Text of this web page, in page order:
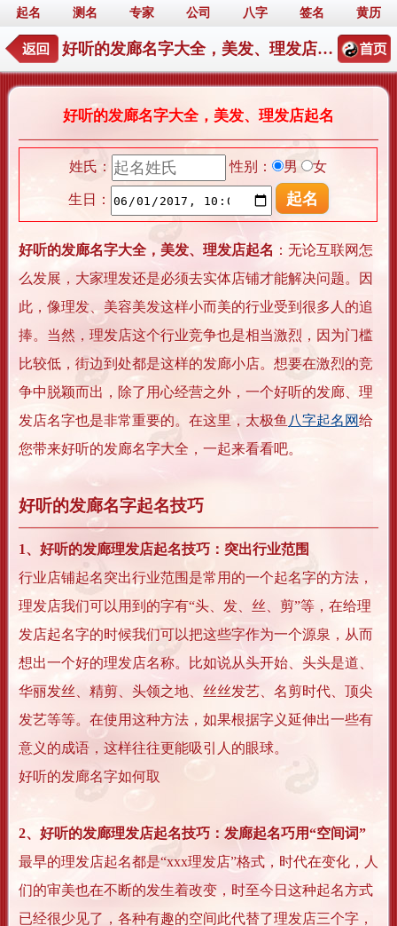
起名 测名 专家 公司 八字 签名 黄历
好听的发廊名字大全，美发、理发店起名
好听的发廊名字大全，美发、理发店起名
姓氏： 性别： 男 女
生日：
好听的发廊名字大全，美发、理发店起名 ：无论互联网怎
么发展，大家理发还是必须去实体店铺才能解决问题。因
此，像理发、美容美发这样小而美的行业受到很多人的追
捧。当然，理发店这个行业竞争也是相当激烈，因为门槛
比较低，街边到处都是这样的发廊小店。想要在激烈的竞
争中脱颖而出，除了用心经营之外，一个好听的发廊、理
发店名字也是非常重要的。在这里，太极鱼 八字起名网给
您带来好听的发廊名字大全，一起来看看吧。
好听的发廊名字起名技巧
1、好听的发廊理发店起名技巧：突出行业范围
行业店铺起名突出行业范围是常用的一个起名字的方法，
理发店我们可以用到的字有“头、发、丝、剪”等，在给理
发店起名字的时候我们可以把这些字作为一个源泉，从而
想出一个好的理发店名称。比如说从头开始、头头是道、
华丽发丝、精剪、头领之地、丝丝发艺、名剪时代、顶尖
发艺等等。在使用这种方法，如果根据字义延伸出一些有
意义的成语，这样往往更能吸引人的眼球。
好听的发廊名字如何取
2、好听的发廊理发店起名技巧：发廊起名巧用“空间词”
最早的理发店起名都是“xxx理发店”格式，时代在变化，人
们的审美也在不断的发生着改变，时至今日这种起名方式
已经很少见了，各种有趣的空间此代替了理发店三个字，